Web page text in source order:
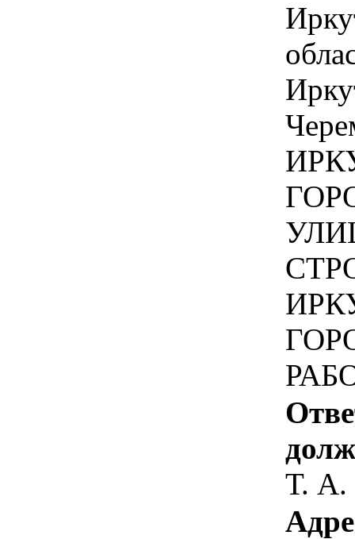
Т. А.